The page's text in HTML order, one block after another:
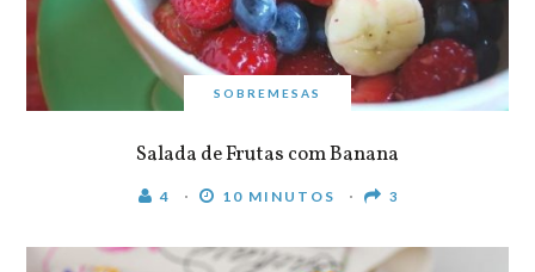
SOBREMESAS
Salada de Frutas com Banana
4 10 MINUTOS 3